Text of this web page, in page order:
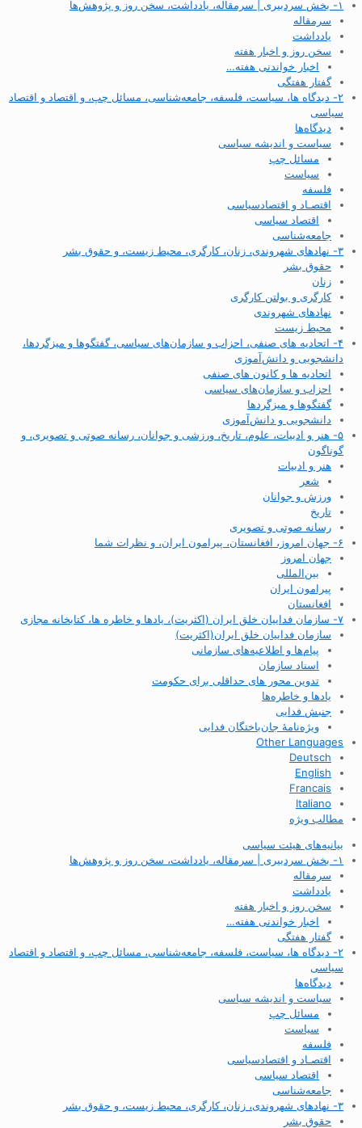
۱- بخش سردبیری | سرمقاله، یادداشت، سخن روز و پژوهش‌ها
سرمقاله
یادداشت
سخن روز و اخبار هفته
اخبار خواندنی هفته…
گفتار هفتگی
۲- دیدگاه ها، سیاست، فلسفه، جامعه‌شناسی، مسائل چپ، و اقتصاد و اقتصاد
سیاسی
دیدگاه‌ها
سیاست و اندیشه سیاسی
مسائل چپ
سیاست
فلسفه
اقتصـاد و اقتصاد‌سیاسی
اقتصاد سیاسی
جامعه‌شناسی
۳- نهادهای شهروندی، زنان، کارگری، محیط زیست، و حقوق بشر
حقوق بشر
زنان
کارگری و بولتن کارگری
نهادهای شهروندی
محیط زیست
۴- اتحادیه های صنفی، احزاب و سازمان‌های سیاسی، گفتگوها و میزگردها،
دانشجویی و دانش‌آموزی
اتحادیه ها و کانون های صنفی
احزاب و سازمان‌های سیاسی
گفتگوها و میزگردها
دانشجویی و دانش‌آموزی
۵- هنر و ادبیات، علوم، تاریخ، ورزشی و جوانان، رسانه صوتی و تصویری، و
گوناگون
هنر و ادبیات
شعر
ورزش و جوانان
تاریخ
رسانه صوتی و تصویری
۶- جهان امروز، افغانستان، پیرامون ایران، و نظرات شما
جهان امروز
بین‌المللی
پیرامون ایران
افغانستان
۷- سازمان فداییان خلق ایران (اکثریت)، یادها و خاطره ها، کتابخانه مجازی
سازمان فداییان خلق ایران(اکثریت)
پیام‌ها و اطلاعیه‌های سازمانی
اسناد سازمان
تدوین محور های حداقلی برای حکومت
یادها و خاطره‌ها
جنبش فدایی
ویژه‌نامهٔ جان‌باختگان فدایی
Other Languages
Deutsch
English
Francais
Italiano
مطالب ویژه
بیانیه‌های هیئت سیاسی
۱- بخش سردبیری | سرمقاله، یادداشت، سخن روز و پژوهش‌ها
سرمقاله
یادداشت
سخن روز و اخبار هفته
اخبار خواندنی هفته…
گفتار هفتگی
۲- دیدگاه ها، سیاست، فلسفه، جامعه‌شناسی، مسائل چپ، و اقتصاد و اقتصاد
سیاسی
دیدگاه‌ها
سیاست و اندیشه سیاسی
مسائل چپ
سیاست
فلسفه
اقتصـاد و اقتصاد‌سیاسی
اقتصاد سیاسی
جامعه‌شناسی
۳- نهادهای شهروندی، زنان، کارگری، محیط زیست، و حقوق بشر
حقوق بشر